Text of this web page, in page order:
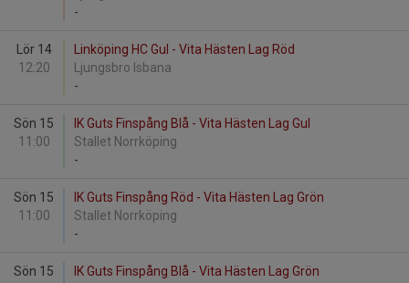
-
Lör 14
12:20
Linköping HC Gul - Vita Hästen Lag Röd
Ljungsbro Isbana
-
Sön 15
11:00
IK Guts Finspång Blå - Vita Hästen Lag Gul
Stallet Norrköping
-
Sön 15
11:00
IK Guts Finspång Röd - Vita Hästen Lag Grön
Stallet Norrköping
-
Sön 15
IK Guts Finspång Blå - Vita Hästen Lag Grön